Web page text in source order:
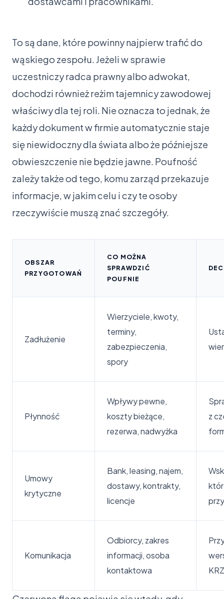
To są dane, które powinny najpierw trafić do
wąskiego zespołu. Jeżeli w sprawie
uczestniczy radca prawny albo adwokat,
dochodzi również reżim tajemnicy zawodowej
właściwy dla tej roli. Nie oznacza to jednak, że
każdy dokument w firmie automatycznie staje
się niewidoczny dla świata albo że późniejsze
obwieszczenie nie będzie jawne. Poufność
zależy także od tego, komu zarząd przekazuje
informacje, w jakim celu i czy te osoby
rzeczywiście muszą znać szczegóły.
OBSZAR
PRZYGOTOWAŃ
CO MOŻNA
SPRAWDZIĆ
POUFNIE
Zadłużenie
Wierzyciele, kwoty,
terminy,
zabezpieczenia,
spory
Płynność
Wpływy pewne,
koszty bieżące,
rezerwa, nadwyżka
z
Umowy
krytyczne
Bank, leasing, najem,
dostawy, kontrakty,
licencje
Komunikacja
Odbiorcy, zakres
informacji, osoba
kontaktowa
KRZ